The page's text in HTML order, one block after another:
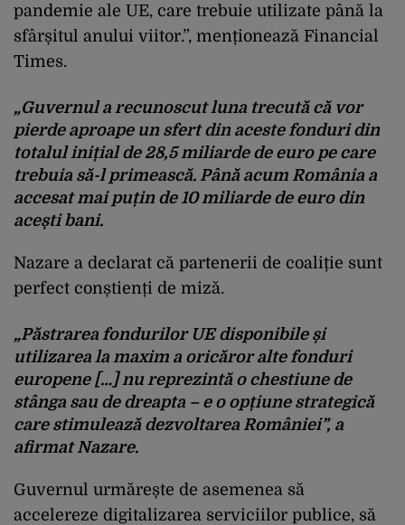
pandemie ale UE, care trebuie utilizate până la
sfârșitul anului viitor.”, menționează Financial
Times.
„Guvernul a recunoscut luna trecută că vor
pierde aproape un sfert din aceste fonduri din
totalul inițial de 28,5 miliarde de euro pe care
trebuia să-l primească. Până acum România a
accesat mai puțin de 10 miliarde de euro din
acești bani.
Nazare a declarat că partenerii de coaliție sunt
perfect conștienți de miză.
„Păstrarea fondurilor UE disponibile și
utilizarea la maxim a oricăror alte fonduri
europene […] nu reprezintă o chestiune de
stânga sau de dreapta – e o opțiune strategică
care stimulează dezvoltarea României”, a
afirmat Nazare.
Guvernul urmărește de asemenea să
accelereze digitalizarea serviciilor publice, să